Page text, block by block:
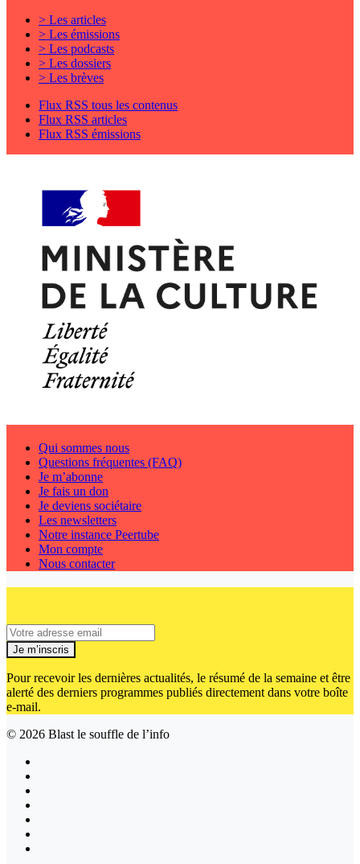
> Les articles
> Les émissions
> Les podcasts
> Les dossiers
> Les brèves
Flux RSS tous les contenus
Flux RSS articles
Flux RSS émissions
Qui sommes nous
Questions fréquentes (FAQ)
Je m’abonne
Je fais un don
Je deviens sociétaire
Les newsletters
Notre instance Peertube
Mon compte
Nous contacter
Je m’inscris
Pour recevoir les dernières actualités, le résumé de la semaine et être
alerté des derniers programmes publiés directement dans votre boîte
e-mail.
© 2026 Blast le souffle de l’info